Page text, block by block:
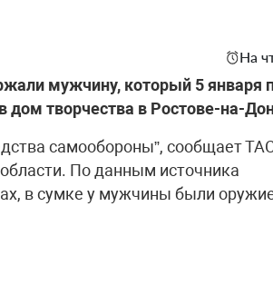
На
мужчину, который 5 января
творчества в Ростове-на-
самообороны”, сообщает
По данным источника
в сумке у мужчины были